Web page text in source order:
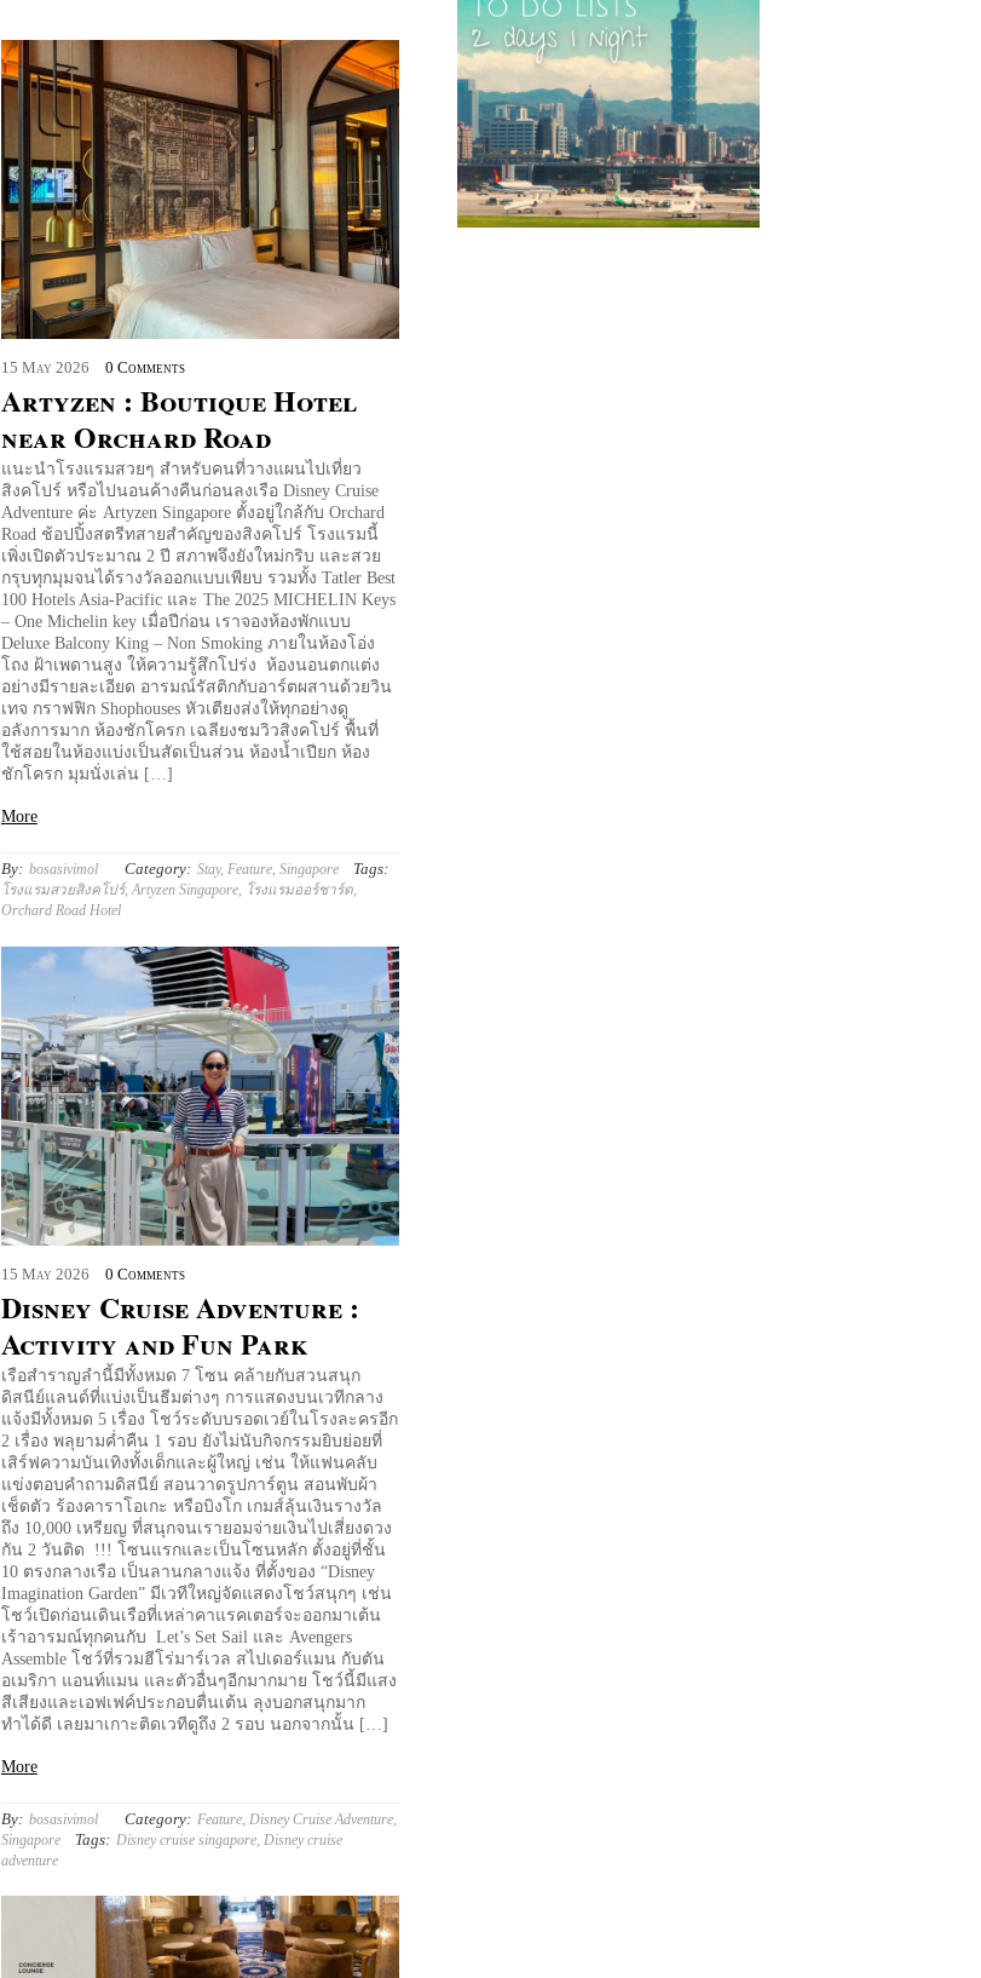
15 May 2026 0 Comments
Artyzen : Boutique Hotel
near Orchard Road
แนะนำโรงแรมสวยๆ สำหรับคนที่วางแผนไปเที่ยว
สิงคโปร์ หรือไปนอนค้างคืนก่อนลงเรือ Disney Cruise
Adventure ค่ะ Artyzen Singapore ตั้งอยู่ใกล้กับ Orchard
Road ช้อปปิ้งสตรีทสายสำคัญของสิงคโปร์ โรงแรมนี้
เพิ่งเปิดตัวประมาณ 2 ปี สภาพจึงยังใหม่กริบ และสวย
กรุบทุกมุมจนได้รางวัลออกแบบเพียบ รวมทั้ง Tatler Best
100 Hotels Asia-Pacific และ The 2025 MICHELIN Keys
– One Michelin key เมื่อปีก่อน เราจองห้องพักแบบ
Deluxe Balcony King – Non Smoking ภายในห้องโอ่ง
โถง ฝ้าเพดานสูง ให้ความรู้สึกโปร่ง ห้องนอนตกแต่ง
อย่างมีรายละเอียด อารมณ์รัสติกกับอาร์ตผสานด้วยวิน
เทจ กราฟฟิก Shophouses หัวเตียงส่งให้ทุกอย่างดู
อลังการมาก ห้องชักโครก เฉลียงชมวิวสิงคโปร์ พื้นที่
ใช้สอยในห้องแบ่งเป็นสัดเป็นส่วน ห้องน้ำเปียก ห้อง
ชักโครก มุมนั่งเล่น […]
More
By: bosasivimol Category: Stay, Feature, Singapore Tags:
โรงแรมสวยสิงคโปร์,Artyzen Singapore, โรงแรมออร์ชาร์ด,
Orchard Road Hotel
15 May 2026 0 Comments
Disney Cruise Adventure :
Activity and Fun Park
เรือสำราญลำนี้มีทั้งหมด 7 โซน คล้ายกับสวนสนุก
ดิสนีย์แลนด์ที่แบ่งเป็นธีมต่างๆ การแสดงบนเวทีกลาง
แจ้งมีทั้งหมด 5 เรื่อง โชว์ระดับบรอดเวย์ในโรงละครอีก
2 เรื่อง พลุยามค่ำคืน 1 รอบ ยังไม่นับกิจกรรมยิบย่อยที่
เสิร์ฟความบันเทิงทั้งเด็กและผู้ใหญ่ เช่น ให้แฟนคลับ
แข่งตอบคำถามดิสนีย์ สอนวาดรูปการ์ตูน สอนพับผ้า
เช็ดตัว ร้องคาราโอเกะ หรือบิงโก เกมส์ลุ้นเงินรางวัล
ถึง 10,000 เหรียญ ที่สนุกจนเรายอมจ่ายเงินไปเสี่ยงดวง
กัน 2 วันติด !!! โซนแรกและเป็นโซนหลัก ตั้งอยู่ที่ชั้น
10 ตรงกลางเรือ เป็นลานกลางแจ้ง ที่ตั้งของ “Disney
Imagination Garden” มีเวทีใหญ่จัดแสดงโชว์สนุกๆ เช่น
โชว์เปิดก่อนเดินเรือที่เหล่าคาแรคเตอร์จะออกมาเต้น
เร้าอารมณ์ทุกคนกับ Let’s Set Sail และ Avengers
Assemble โชว์ที่รวมฮีโร่มาร์เวล สไปเดอร์แมน กับตัน
อเมริกา แอนท์แมน และตัวอื่นๆอีกมากมาย โชว์นี้มีแสง
สีเสียงและเอฟเฟค์ประกอบตื่นเต้น ลุงบอกสนุกมาก
ทำได้ดี เลยมาเกาะติดเวทีดูถึง 2 รอบ นอกจากนั้น […]
More
By: bosasivimol Category: Feature, Disney Cruise Adventure,
Singapore
Tags: Disney cruise singapore Disney cruise
adventure